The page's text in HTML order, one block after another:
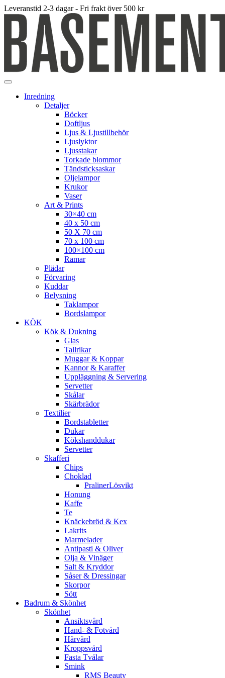
Leveranstid 2-3 dagar - Fri frakt över 500 kr
Inredning
Detaljer
Böcker
Doftljus
Ljus & Ljustillbehör
Ljuslyktor
Ljusstakar
Torkade blommor
Tändsticksaskar
Oljelampor
Krukor
Vaser
Art & Prints
30×40 cm
40 x 50 cm
50 X 70 cm
70 x 100 cm
100×100 cm
Ramar
Plädar
Förvaring
Kuddar
Belysning
Taklampor
Bordslampor
KÖK
Kök & Dukning
Glas
Tallrikar
Muggar & Koppar
Kannor & Karaffer
Uppläggning & Servering
Servetter
Skålar
Skärbrädor
Textilier
Bordstabletter
Dukar
Kökshanddukar
Servetter
Skafferi
Chips
Choklad
PralinerLösvikt
Honung
Kaffe
Te
Knäckebröd & Kex
Lakrits
Marmelader
Antipasti & Oliver
Olja & Vinäger
Salt & Kryddor
Såser & Dressingar
Skorpor
Sött
Badrum & Skönhet
Skönhet
Ansiktsvård
Hand- & Fotvård
Hårvård
Kroppsvård
Fasta Tvålar
Smink
RMS Beauty